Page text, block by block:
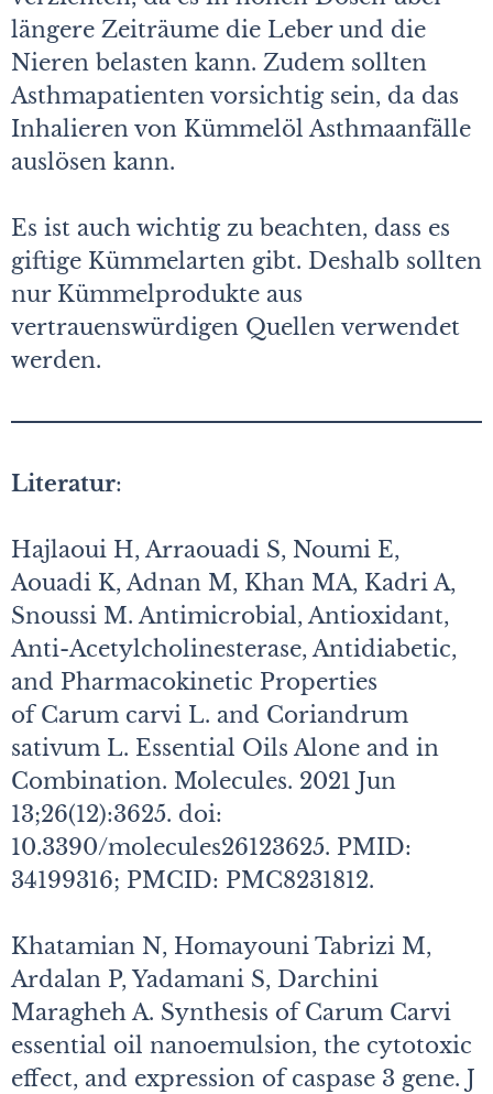
längere Zeiträume die Leber und die
Nieren belasten kann. Zudem sollten
Asthmapatienten vorsichtig sein, da das
Inhalieren von Kümmelöl Asthmaanfälle
auslösen kann.
Es ist auch wichtig zu beachten, dass es
giftige Kümmelarten gibt. Deshalb sollten
nur Kümmelprodukte aus
vertrauenswürdigen Quellen verwendet
werden.
Literatur:
Hajlaoui H, Arraouadi S, Noumi E,
Aouadi K, Adnan M, Khan MA, Kadri A,
Snoussi M. Antimicrobial, Antioxidant,
Anti-Acetylcholinesterase, Antidiabetic,
and Pharmacokinetic Properties
of Carum carvi L. and Coriandrum
sativum L. Essential Oils Alone and in
Combination. Molecules. 2021 Jun
13;26(12):3625. doi:
10.3390/molecules26123625. PMID:
34199316; PMCID: PMC8231812.
Khatamian N, Homayouni Tabrizi M,
Ardalan P, Yadamani S, Darchini
Maragheh A. Synthesis of Carum Carvi
essential oil nanoemulsion, the cytotoxic
effect, and expression of caspase 3 gene. J